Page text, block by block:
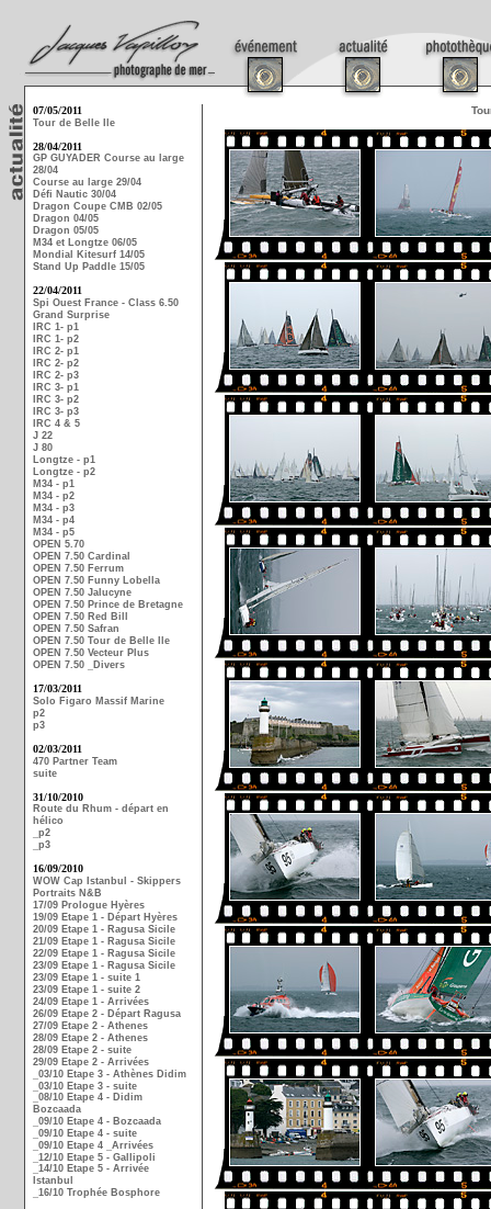
07/05/2011
Tour de Belle Ile
28/04/2011
GP GUYADER Course au large
28/04
Course au large 29/04
Défi Nautic 30/04
Dragon Coupe CMB 02/05
Dragon 04/05
Dragon 05/05
M34 et Longtze 06/05
Mondial Kitesurf 14/05
Stand Up Paddle 15/05
22/04/2011
Spi Ouest France - Class 6.50
Grand Surprise
IRC 1- p1
IRC 1- p2
IRC 2- p1
IRC 2- p2
IRC 2- p3
IRC 3- p1
IRC 3- p2
IRC 3- p3
IRC 4 & 5
J 22
J 80
Longtze - p1
Longtze - p2
M34 - p1
M34 - p2
M34 - p3
M34 - p4
M34 - p5
OPEN 5.70
OPEN 7.50 Cardinal
OPEN 7.50 Ferrum
OPEN 7.50 Funny Lobella
OPEN 7.50 Jalucyne
OPEN 7.50 Prince de Bretagne
OPEN 7.50 Red Bill
OPEN 7.50 Safran
OPEN 7.50 Tour de Belle Ile
OPEN 7.50 Vecteur Plus
OPEN 7.50 _Divers
17/03/2011
Solo Figaro Massif Marine
p2
p3
02/03/2011
470 Partner Team
suite
31/10/2010
Route du Rhum - départ en
hélico
_p2
_p3
16/09/2010
WOW Cap Istanbul - Skippers
Portraits N&B
17/09 Prologue Hyères
19/09 Etape 1 - Départ Hyères
20/09 Etape 1 - Ragusa Sicile
21/09 Etape 1 - Ragusa Sicile
22/09 Etape 1 - Ragusa Sicile
23/09 Etape 1 - Ragusa Sicile
23/09 Etape 1 - suite 1
23/09 Etape 1 - suite 2
24/09 Etape 1 - Arrivées
26/09 Etape 2 - Départ Ragusa
27/09 Etape 2 - Athenes
28/09 Etape 2 - Athenes
28/09 Etape 2 - suite
29/09 Etape 2 - Arrivées
_03/10 Etape 3 - Athènes Didim
_03/10 Etape 3 - suite
_08/10 Etape 4 - Didim
Bozcaada
_09/10 Etape 4 - Bozcaada
_09/10 Etape 4 - suite
_09/10 Etape 4 _Arrivées
_12/10 Etape 5 - Gallipoli
_14/10 Etape 5 - Arrivée
Istanbul
_16/10 Trophée Bosphore